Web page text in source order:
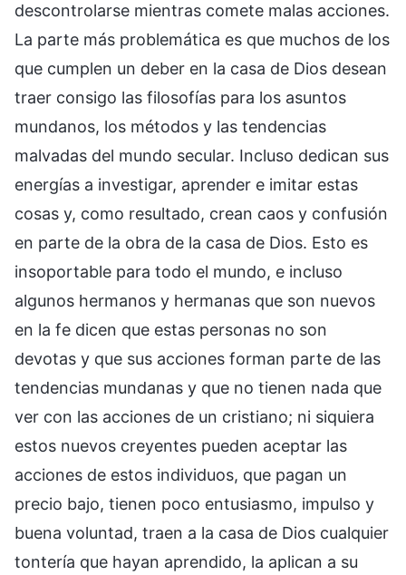
descontrolarse mientras comete malas acciones.
La parte más problemática es que muchos de los
que cumplen un deber en la casa de Dios desean
traer consigo las filosofías para los asuntos
mundanos, los métodos y las tendencias
malvadas del mundo secular. Incluso dedican sus
energías a investigar, aprender e imitar estas
cosas y, como resultado, crean caos y confusión
en parte de la obra de la casa de Dios. Esto es
insoportable para todo el mundo, e incluso
algunos hermanos y hermanas que son nuevos
en la fe dicen que estas personas no son
devotas y que sus acciones forman parte de las
tendencias mundanas y que no tienen nada que
ver con las acciones de un cristiano; ni siquiera
estos nuevos creyentes pueden aceptar las
acciones de estos individuos, que pagan un
precio bajo, tienen poco entusiasmo, impulso y
buena voluntad, traen a la casa de Dios cualquier
tontería que hayan aprendido, la aplican a su